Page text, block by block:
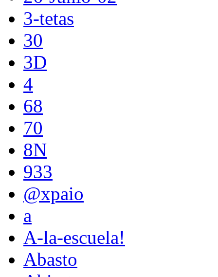
3-tetas
30
3D
4
68
70
8N
933
@xpaio
a
A-la-escuela!
Abasto